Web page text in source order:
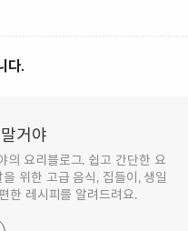
다.
거야
의 요리블로그. 쉽고 간단한 요
을 위한 고급 음식, 집들이, 생일
한 레시피를 알려드려요.